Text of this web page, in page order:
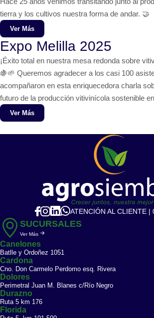
tierra y los cultivos nuestra forma de andar. 🤝
Ver Más
Expo Melilla 2025
¡Éxito total en nuestra mesa redonda sobre
🍇🌱 Queremos agradecer a los casi 100
acompañaron en esta enriquecedora charla
futuro de la producción vitivinícola sostenible
Ver Más
ATENCIÓN AL CLIENTE |
SUCURSALES
Ver Más
Canelones
Batlle y Ordoñez 1051
Cardona
Cno. Don Carmelo Perdomo esq. Rivera
Dolores
Perimetral Juan M. Blanes c/Río Negro
Durazno
Ruta 5 km 176
Florida